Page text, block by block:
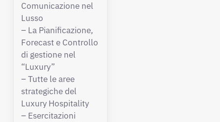
Comunicazione nel
Lusso
– La Pianificazione,
Forecast e Controllo
di gestione nel
“Luxury”
– Tutte le aree
strategiche del
Luxury Hospitality
– Esercitazioni